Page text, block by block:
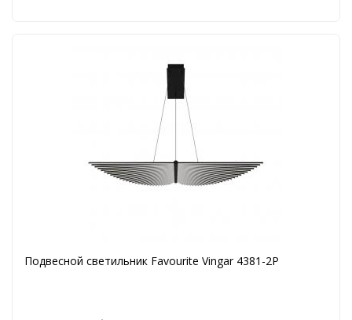
Подвесной светильник Favourite Vingar 4381-2P